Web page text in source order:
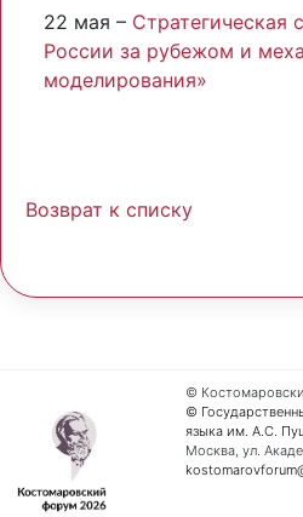
22 мая – Стратегическая
России за рубежом и
моделирования»
Возврат к списку
©
©
языка им. А.С.
Москва, ул.